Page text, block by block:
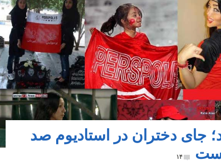
جای دختران در استادیوم صد
۱۴